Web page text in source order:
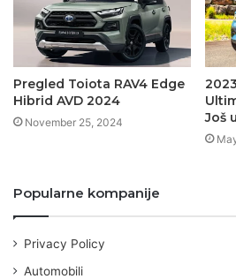
Pregled Toiota RAV4 Edge
Hibrid AVD 2024
November 25, 2024
Još
Popularne kompanije
Privacy Policy
Automobili